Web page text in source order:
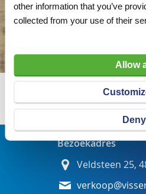
other information that you’ve
collected from your use of their
Allow
Deny
Wij
Bezoekadres
Veldsteen 25,